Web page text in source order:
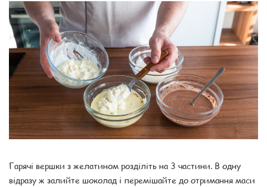
Гарячі вершки з желатином розділіть на 3 частини. В одну
відразу ж залийте шоколад і перемішайте до отримання маси